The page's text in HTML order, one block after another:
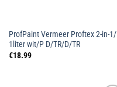
ProfPaint Vermeer Proftex 2-in-1/
1liter wit/P D/TR/D/TR
€18.99